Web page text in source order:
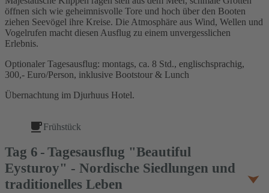
öffnen sich wie geheimnisvolle Tore und hoch über den Booten
ziehen Seevögel ihre Kreise. Die Atmosphäre aus Wind, Wellen und
Vogelrufen macht diesen Ausflug zu einem unvergesslichen
Erlebnis.
Optionaler Tagesausflug: montags, ca. 8 Std., englischsprachig,
300,- Euro/Person, inklusive Bootstour & Lunch
Übernachtung im Djurhuus Hotel.
Frühstück
Tag 6
Tagesausflug "Beautiful
Eysturoy" - Nordische Siedlungen und
traditionelles Leben